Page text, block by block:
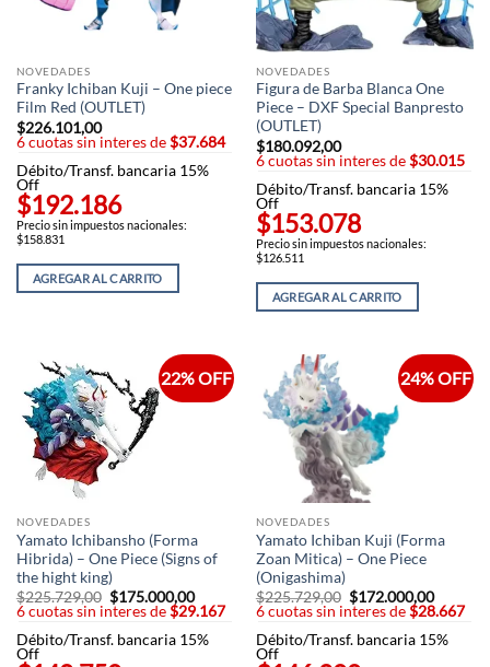
NOVEDADES
Franky Ichiban Kuji – One piece
Film Red (OUTLET)
$226.101,00
6 cuotas sin interes de$37.684
Débito/Transf. bancaria 15%
Off
$192.186
Precio sin impuestos nacionales:
$158.831
AGREGAR AL CARRITO
NOVEDADES
Figura de Barba Blanca One
Piece – DXF Special Banpresto
(OUTLET)
$180.092,00
6 cuotas sin interes de$30.015
Débito/Transf. bancaria 15%
Off
$153.078
Precio sin impuestos nacionales:
$126.511
AGREGAR AL CARRITO
22% OFF
NOVEDADES
Yamato Ichibansho (Forma
Hibrida) – One Piece (Signs of
the hight king)
$225.729,00 El
precio
era:
$175.000,00El
precio
es:
$175.000,00.
6 cuotas sin interes de$29.167
Débito/Transf. bancaria 15%
Off
24% OFF
NOVEDADES
Yamato Ichiban Kuji (Forma
Zoan Mitica) – One Piece
(Onigashima)
$225.729,00 El
precio
era:
$172.000,00El
precio
es:
6 cuotas sin interes de$28.667
Débito/Transf. bancaria 15%
Off